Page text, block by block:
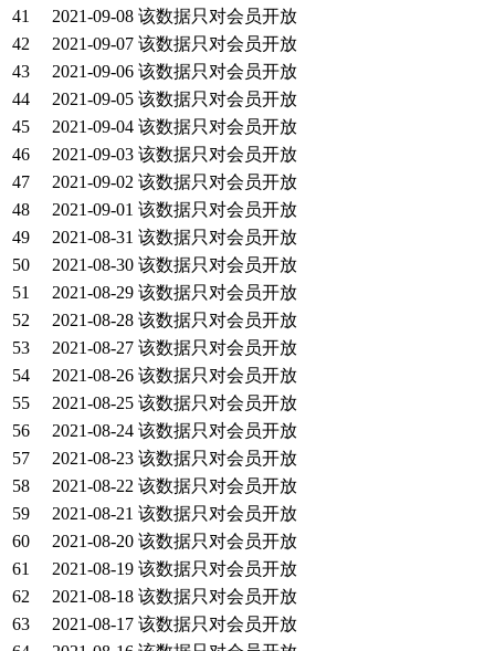
41
2021-09-08 该数据只对会员开放
42
2021-09-07 该数据只对会员开放
43
2021-09-06 该数据只对会员开放
44
2021-09-05 该数据只对会员开放
45
2021-09-04 该数据只对会员开放
46
2021-09-03 该数据只对会员开放
47
2021-09-02 该数据只对会员开放
48
2021-09-01 该数据只对会员开放
49
2021-08-31 该数据只对会员开放
50
2021-08-30 该数据只对会员开放
51
2021-08-29 该数据只对会员开放
52
2021-08-28 该数据只对会员开放
53
2021-08-27 该数据只对会员开放
54
2021-08-26 该数据只对会员开放
55
2021-08-25 该数据只对会员开放
56
2021-08-24 该数据只对会员开放
57
2021-08-23 该数据只对会员开放
58
2021-08-22 该数据只对会员开放
59
2021-08-21 该数据只对会员开放
60
2021-08-20 该数据只对会员开放
61
2021-08-19 该数据只对会员开放
62
2021-08-18 该数据只对会员开放
63
2021-08-17 该数据只对会员开放